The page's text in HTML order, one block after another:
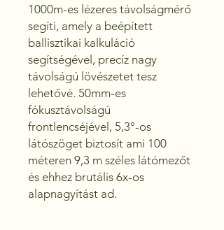
1000m-es lézeres távolságmérő
segíti, amely a beépített
ballisztikai kalkuláció
segítségével, precíz nagy
távolságú lövészetet tesz
lehetővé. 50mm-es
fókusztávolságú
frontlencséjével, 5,3°-os
látószöget biztosít ami 100
méteren 9,3 m széles látómezőt
és ehhez brutális 6x-os
alapnagyítást ad.